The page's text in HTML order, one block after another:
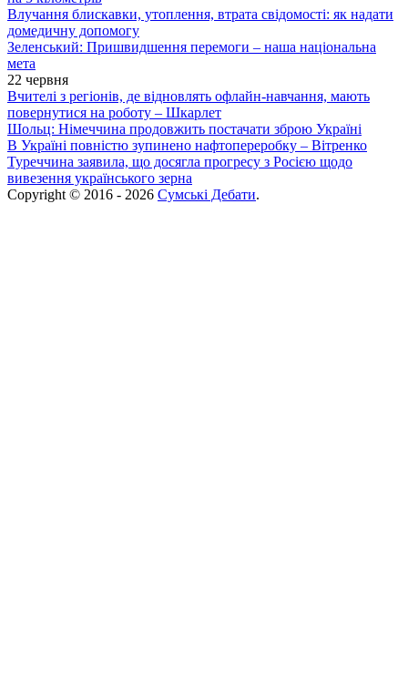
Влучання блискавки, утоплення, втрата свідомості: як надати
домедичну допомогу
Зеленський: Пришвидшення перемоги – наша національна
мета
22 червня
Вчителі з регіонів, де відновлять офлайн-навчання, мають
повернутися на роботу – Шкарлет
Шольц: Німеччина продовжить постачати зброю Україні
В Україні повністю зупинено нафтопереробку – Вітренко
Туреччина заявила, що досягла прогресу з Росією щодо
вивезення українського зерна
Copyright © 2016 - 2026 Сумські Дебати.